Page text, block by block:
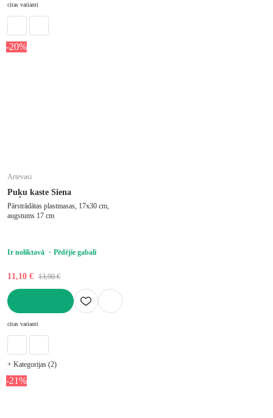
citas varianti
-20%
Artevasi
Puķu kaste Siena
Pārstrādātas plastmasas, 17x30 cm,
augstums 17 cm
Ir noliktavā Pēdējie gabali
11,10 € 13,90 €
citas varianti
+ Kategorijas (2)
-21%